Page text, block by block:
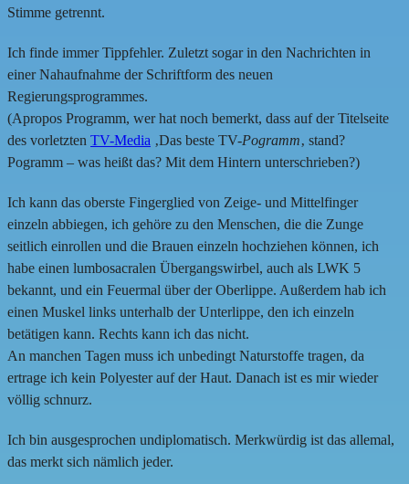
Stimme getrennt.
Ich finde immer Tippfehler. Zuletzt sogar in den Nachrichten in
einer Nahaufnahme der Schriftform des neuen
Regierungsprogrammes.
(Apropos Programm, wer hat noch bemerkt, dass auf der Titelseite
des vorletzten TV-Media ‚Das beste TV-Pogramm‚ stand?
Pogramm – was heißt das? Mit dem Hintern unterschrieben?)
Ich kann das oberste Fingerglied von Zeige- und Mittelfinger
einzeln abbiegen, ich gehöre zu den Menschen, die die Zunge
seitlich einrollen und die Brauen einzeln hochziehen können, ich
habe einen lumbosacralen Übergangswirbel, auch als LWK 5
bekannt, und ein Feuermal über der Oberlippe. Außerdem hab ich
einen Muskel links unterhalb der Unterlippe, den ich einzeln
betätigen kann. Rechts kann ich das nicht.
An manchen Tagen muss ich unbedingt Naturstoffe tragen, da
ertrage ich kein Polyester auf der Haut. Danach ist es mir wieder
völlig schnurz.
Ich bin ausgesprochen undiplomatisch. Merkwürdig ist das allemal,
das merkt sich nämlich jeder.